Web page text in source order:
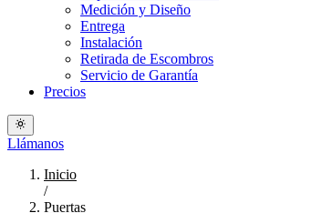
Medición y Diseño
Entrega
Instalación
Retirada de Escombros
Servicio de Garantía
Precios
Llámanos
Inicio
/
Puertas